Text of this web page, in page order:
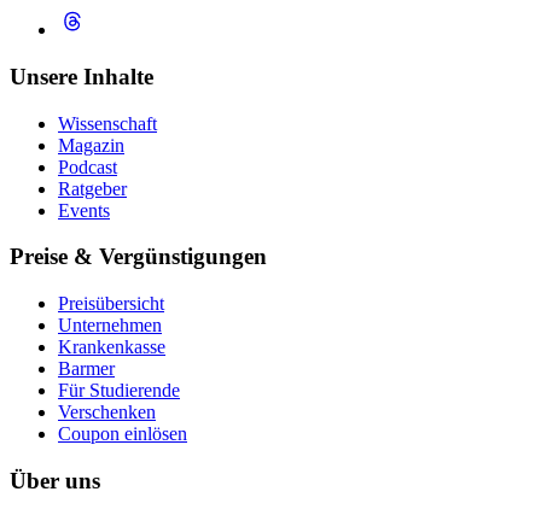
Unsere Inhalte
Wissenschaft
Magazin
Podcast
Ratgeber
Events
Preise & Vergünstigungen
Preisübersicht
Unternehmen
Krankenkasse
Barmer
Für Studierende
Ver­schen­ken
Coupon einlösen
Über uns